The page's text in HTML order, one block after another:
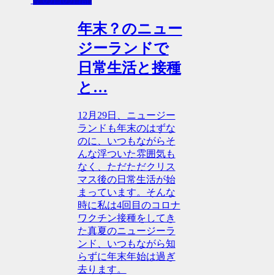
年末？のニュー
ジーランドで
日常生活と接種
と…
12月29日、ニュージー
ランドも年末のはずな
のに、いつもながらそ
んな浮ついた雰囲気も
なく、ただただクリス
マス後の日常生活が始
まっています。そんな
時に私は4回目のコロナ
ワクチン接種をしてき
た真夏のニュージーラ
ンド、いつもながら知
らずに年末年始は過ぎ
去ります。